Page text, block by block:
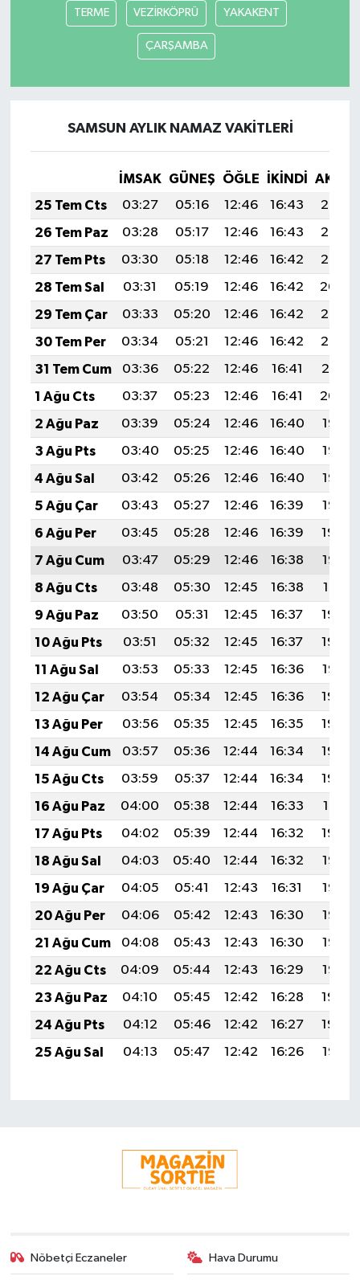
TERME VEZİRKÖPRÜ YAKAKENT
ÇARŞAMBA
SAMSUN AYLIK NAMAZ VAKITLERI
İMSAK GÜNEŞ ÖĞLE İKINDI
25 Tem Cts
03:27 05:16 12:46 16:43
20:07
26 Tem Paz
03:28 05:17 12:46 16:43
20:06
27 Tem Pts
03:30 05:18 12:46 16:42
20:05
28 Tem Sal
03:31 05:19 12:46 16:42
20:04
29 Tem Çar
03:33 05:20 12:46 16:42
20:03
30 Tem Per
03:34 05:21 12:46 16:42
20:02
31 Tem Cum
03:36 05:22 12:46 16:41
20:01
1 Ağu Cts
03:37 05:23 12:46 16:41
20:00
2 Ağu Paz
03:39 05:24 12:46 16:40
19:58
3 Ağu Pts
03:40 05:25 12:46 16:40
19:57
4 Ağu Sal
03:42 05:26 12:46 16:40
19:56
5 Ağu Çar
03:43 05:27 12:46 16:39
19:55
6 Ağu Per
03:45 05:28 12:46 16:39
19:54
7 Ağu Cum
03:47 05:29 12:46 16:38
19:53
8 Ağu Cts
03:48 05:30 12:45 16:38
19:51
9 Ağu Paz
03:50 05:31 12:45 16:37
19:50
10 Ağu Pts
03:51 05:32 12:45 16:37
19:49
11 Ağu Sal
03:53 05:33 12:45 16:36
19:47
12 Ağu Çar
03:54 05:34 12:45 16:36
19:46
13 Ağu Per
03:56 05:35 12:45 16:35
19:45
14 Ağu Cum
03:57 05:36 12:44 16:34
19:43
15 Ağu Cts
03:59 05:37 12:44 16:34
19:42
16 Ağu Paz
04:00 05:38 12:44 16:33
19:41
17 Ağu Pts
04:02 05:39 12:44 16:32
19:39
18 Ağu Sal
04:03 05:40 12:44 16:32
19:38
19 Ağu Çar
04:05 05:41 12:43 16:31
19:36
20 Ağu Per
04:06 05:42 12:43 16:30
19:35
21 Ağu Cum
04:08 05:43 12:43 16:30
19:33
22 Ağu Cts
04:09 05:44 12:43 16:29
19:32
23 Ağu Paz
04:10 05:45 12:42 16:28
19:30
24 Ağu Pts
04:12 05:46 12:42 16:27
19:29
25 Ağu Sal
04:13 05:47 12:42 16:26 19:27
Nöbetçi Eczaneler Hava Durumu